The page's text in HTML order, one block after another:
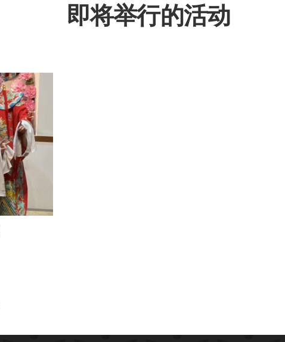
即将举行的活动